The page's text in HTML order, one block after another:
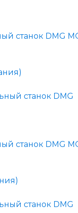
станок DMG
станок DMG